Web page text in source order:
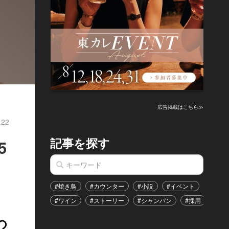
広告掲載はこちら≫
記事を探す
#焼き鳥 #カウンター #小説 #イベント
#ワイン
#ストーリー #シャンパン #採用